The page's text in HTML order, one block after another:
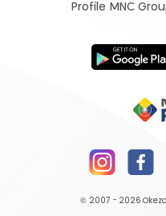
Profile MNC
© 2007 - 2026